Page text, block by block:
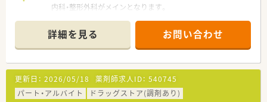
■35歳を中心とした幅広い年齢層のスタッフが活躍しており、
子育て中の薬剤師も多いため、急な休みなどにも理解があり助け
合う文化です。
■薬剤師と事務員の垣根がなく、全員が明るく楽しく仕事に取り
組んでいるため、新しく入職される方もすぐに馴染める非常に良
い雰囲気です。
■無料駐車場を完備しているため車通勤がしやすく、平日は地元
の美味しいお弁当を1食100円で提供されるなど、福利厚生も非
常に充実しています。
内科・整形外科がメインとなります。
＜こんな方にもおススメ＞
■午前のみ働きたい方
■扶養内勤務をお考えの方
■子育て世代の方
などお気軽にお問い合わせください。
詳細を見る お問い合わせ
更新日： 2026/05/18 薬剤師求人ID： 540745
パート・アルバイト
ドラッグストア(調剤あり)